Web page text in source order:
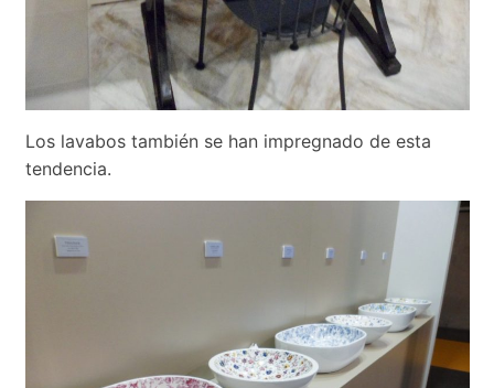
Los lavabos también se han impregnado de esta
tendencia.